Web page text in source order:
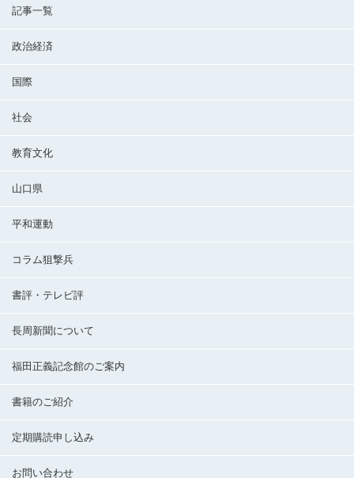
記事一覧
政治経済
国際
社会
教育文化
山口県
平和運動
コラム狙撃兵
書評・テレビ評
長周新聞について
福田正義記念館のご案内
書籍のご紹介
定期購読申し込み
お問い合わせ